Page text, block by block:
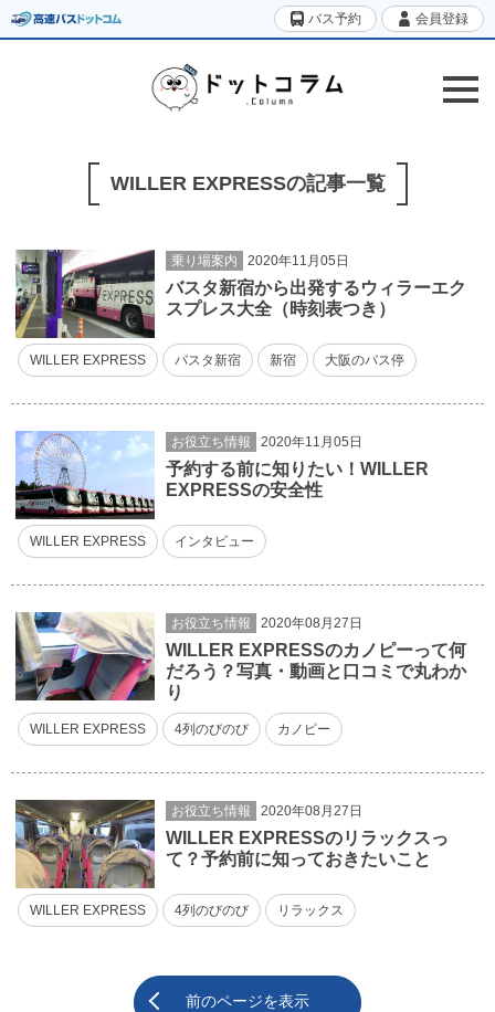
バス予約 会員登録
WILLER EXPRESSの記事一覧
乗り場案内 2020年11月05日
バスタ新宿から出発するウィラーエク
スプレス大全（時刻表つき）
WILLER EXPRESS バスタ新宿 新宿 大阪のバス停
お役立ち情報 2020年11月05日
予約する前に知りたい！WILLER
EXPRESSの安全性
WILLER EXPRESS インタビュー
お役立ち情報 2020年08月27日
WILLER EXPRESSのカノピーって何
だろう？写真・動画と口コミで丸わか
り
WILLER EXPRESS 4列のびのび カノピー
お役立ち情報 2020年08月27日
WILLER EXPRESSのリラックスっ
て？予約前に知っておきたいこと
WILLER EXPRESS 4列のびのび リラックス
前のページを表示